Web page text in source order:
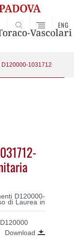
SEARCH
ENG
1031712-2021
D120000-
di Laurea in
Download